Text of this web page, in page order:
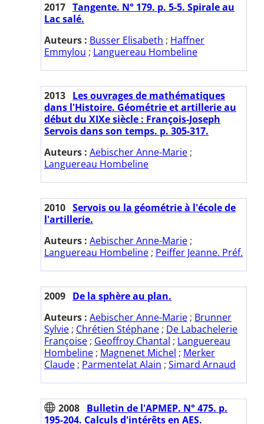
2017 Tangente. N° 179. p. 5-5. Spirale au
Lac salé.
Auteurs : Busser Elisabeth ; Haffner
Emmylou ; Languereau Hombeline
2013 Les ouvrages de mathématiques
dans l'Histoire. Géométrie et artillerie au
début du XIXe siècle : François-Joseph
Servois dans son temps. p. 305-317.
Auteurs : Aebischer Anne-Marie ;
Languereau Hombeline
2010 Servois ou la géométrie à l'école de
l'artillerie.
Auteurs : Aebischer Anne-Marie ;
Languereau Hombeline ; Peiffer Jeanne. Préf.
2009 De la sphère au plan.
Auteurs : Aebischer Anne-Marie ; Brunner
Sylvie ; Chrétien Stéphane ; De Labachelerie
Françoise ; Geoffroy Chantal ; Languereau
Hombeline ; Magnenet Michel ; Merker
Claude ; Parmentelat Alain ; Simard Arnaud
2008 Bulletin de l'APMEP. N° 475. p.
195-204. Calculs d'intérêts en AES.